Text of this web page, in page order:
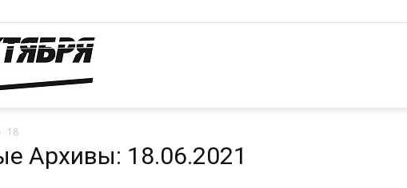
Октября
18
Архивы: 18.06.2021